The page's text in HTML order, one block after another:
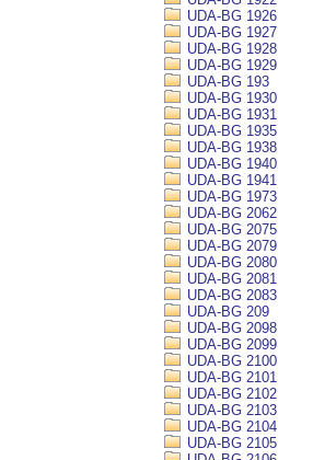
UDA-BG 1926
UDA-BG 1927
UDA-BG 1928
UDA-BG 1929
UDA-BG 193
UDA-BG 1930
UDA-BG 1931
UDA-BG 1935
UDA-BG 1938
UDA-BG 1940
UDA-BG 1941
UDA-BG 1973
UDA-BG 2062
UDA-BG 2075
UDA-BG 2079
UDA-BG 2080
UDA-BG 2081
UDA-BG 2083
UDA-BG 209
UDA-BG 2098
UDA-BG 2099
UDA-BG 2100
UDA-BG 2101
UDA-BG 2102
UDA-BG 2103
UDA-BG 2104
UDA-BG 2105